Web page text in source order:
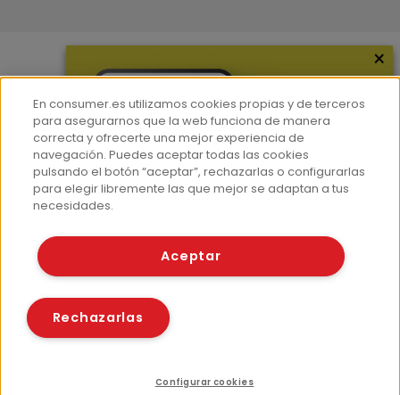
Más información
¿Quiénes somos?
Hemeroteca
Contacto
Prensa
© Fundación EROSKI
Políticas de cookies
×
En consumer.es utilizamos cookies propias y de terceros
para asegurarnos que la web funciona de manera
correcta y ofrecerte una mejor experiencia de
navegación. Puedes aceptar todas las cookies
pulsando el botón “aceptar”, rechazarlas o configurarlas
para elegir libremente las que mejor se adaptan a tus
necesidades.
Aceptar
Rechazarlas
Configurar cookies